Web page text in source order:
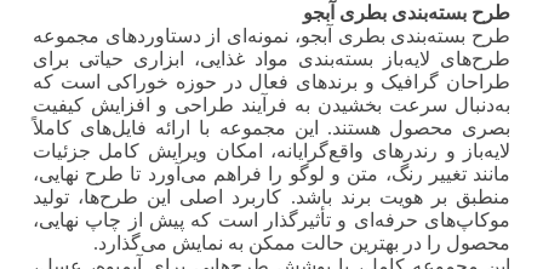
طرح بسته‌بندی بطری آبجو
طرح بسته‌بندی بطری آبجو، نمونه‌ای از دستاوردهای مجموعه
طرح‌های لایه‌باز بسته‌بندی مواد غذایی، ابزاری حیاتی برای
طراحان گرافیک و برندهای فعال در حوزه خوراکی است که
به‌دنبال سرعت بخشیدن به فرآیند طراحی و افزایش کیفیت
بصری محصول هستند. این مجموعه با ارائه فایل‌های کاملاً
لایه‌باز و رندرهای واقع‌گرایانه، امکان ویرایش کامل جزئیات
مانند تغییر رنگ، متن و لوگو را فراهم می‌آورد تا طرح نهایی،
منطبق بر هویت برند باشد. کاربرد اصلی این طرح‌ها، تولید
موکاپ‌های حرفه‌ای و تأثیرگذار است که پیش از چاپ نهایی،
محصول را در بهترین حالت ممکن به نمایش می‌گذارد.